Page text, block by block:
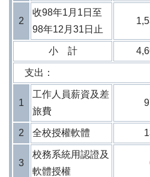
2
收98年1月1日至
98年12月31日止
小 計
支出：
1
工作人員薪資及差
旅費
2 全校授權軟體
3
校務系統用認證及
軟體授權